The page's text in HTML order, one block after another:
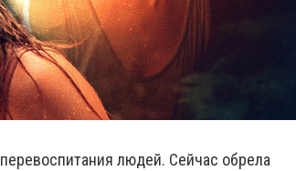
людей. Сейчас обрела